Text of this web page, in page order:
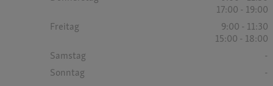
17:00 - 19:00
Freitag
9:00 - 11:30
15:00 - 18:00
Samstag
-
Sonntag
-